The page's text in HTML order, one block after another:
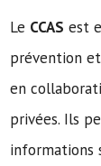
Le CCAS est
prévention
en
privées. Ils
informations